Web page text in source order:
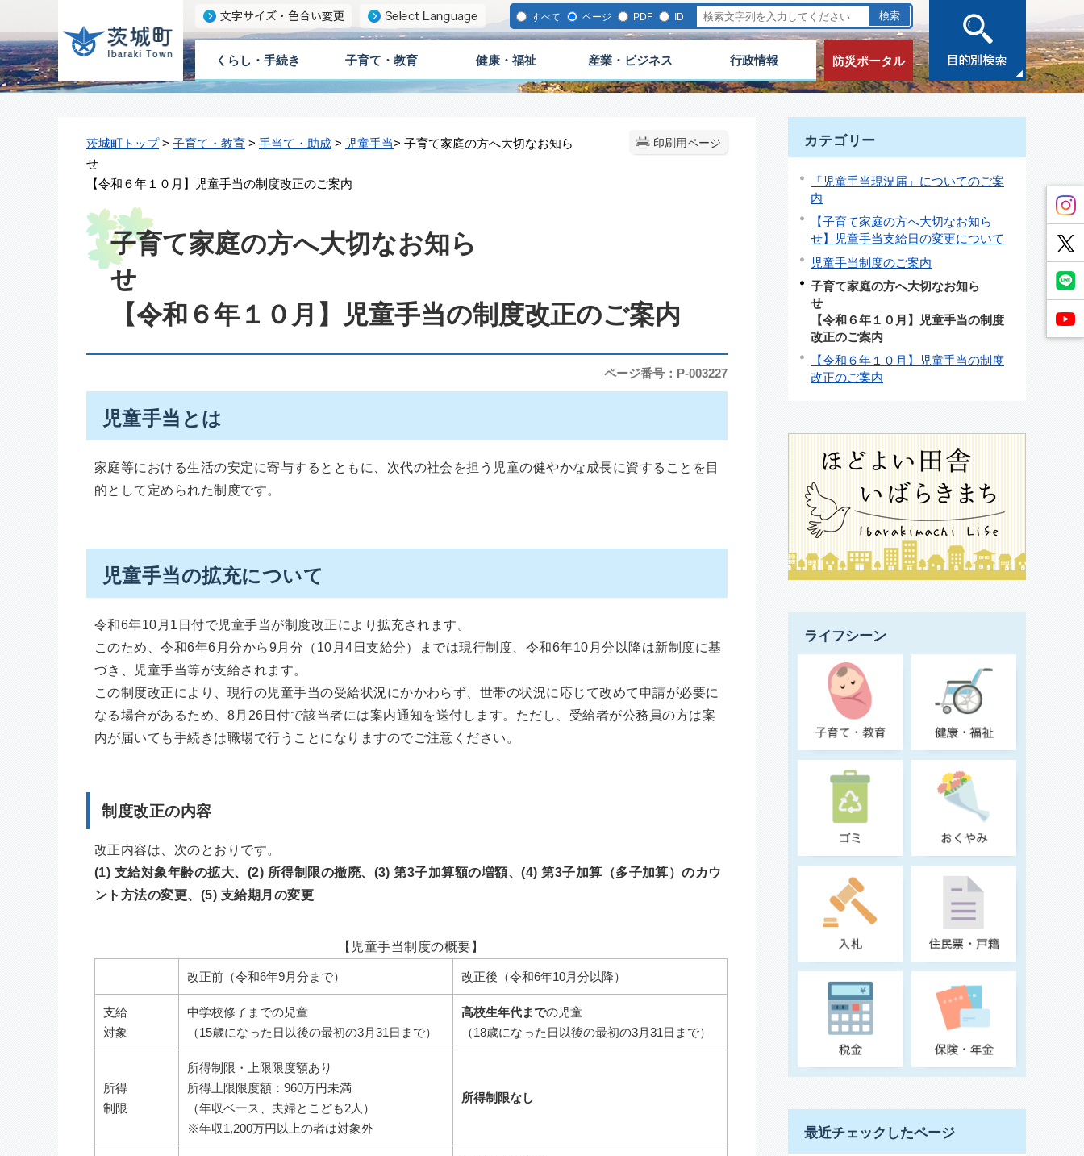
すべて ページ PDF ID
くらし・手続き 子育て・教育 健康・福祉 産業・ビジネス 行政情報 防災ポータル
印刷用ページ
茨城町トップ> 子育て・教育 > 手当て・助成 > 児童手当> 子育て家庭の方へ大切なお知ら
せ
【令和６年１０月】児童手当の制度改正のご案内
子育て家庭の方へ大切なお知ら
【令和６年１０月】児童手当の制度改正のご案内
ページ番号：P-003227
児童手当とは
家庭等における生活の安定に寄与するとともに、次代の社会を担う児童の健やかな成長に資することを目
的として定められた制度です。
児童手当の拡充について
令和6年10月1日付で児童手当が制度改正により拡充されます。
このため、令和6年6月分から9月分（10月4日支給分）までは現行制度、令和6年10月分以降は新制度に基
づき、児童手当等が支給されます。
この制度改正により、現行の児童手当の受給状況にかかわらず、世帯の状況に応じて改めて申請が必要に
なる場合があるため、8月26日付で該当者には案内通知を送付します。ただし、受給者が公務員の方は案
内が届いても手続きは職場で行うことになりますのでご注意ください。
制度改正の内容
改正内容は、次のとおりです。
(1) 支給対象年齢の拡大、 (2) 所得制限の撤廃、(3) 第3子加算額の増額、(4) 第3子加算（多子加算）のカウ
ント方法の変更、 (5) 支給期月の変更
【児童手当制度の概要】
改正前（令和6年9月分まで） 改正後（令和6年10月分以降）
支給
対象
中学校修了までの児童
（15歳になった日以後の最初の3月31日まで）
高校生年代までの児童
（18歳になった日以後の最初の3月31日まで）
所得
制限
所得制限・上限限度額あり
所得上限限度額：960万円未満
（年収ベース、夫婦とこども2人）
※年収1,200万円以上の者は対象外
所得制限なし
カテゴリー
「児童手当現況届」についてのご案
内
【子育て家庭の方へ大切なお知ら
せ】児童手当支給日の変更について
児童手当制度のご案内
子育て家庭の方へ大切なお知ら
【令和６年１０月】児童手当の制度
改正のご案内
【令和６年１０月】児童手当の制度
改正のご案内
ライフシーン
最近チェックしたページ